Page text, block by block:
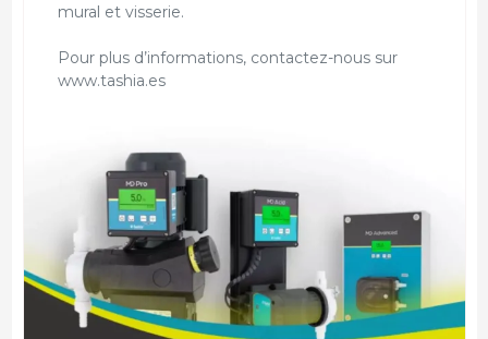
mural et visserie.
Pour plus d’informations, contactez-nous sur
www.tashia.es